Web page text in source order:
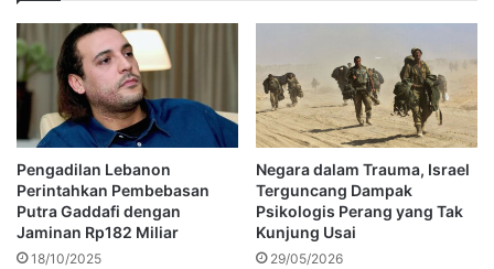
Pengadilan Lebanon
Perintahkan Pembebasan
Putra Gaddafi dengan
Jaminan Rp182 Miliar
18/10/2025
Negara dalam Trauma, Israel
Terguncang Dampak
Psikologis Perang yang Tak
Kunjung Usai
29/05/2026